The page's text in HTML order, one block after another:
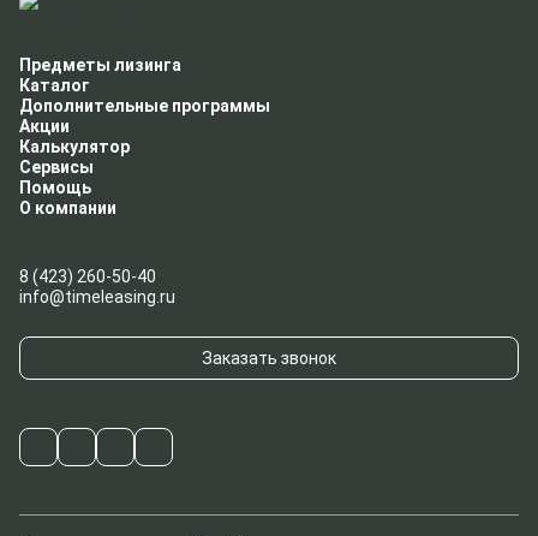
Предметы лизинга
Каталог
Дополнительные программы
Акции
Калькулятор
Сервисы
Помощь
О компании
8 (423) 260-50-40
info@timeleasing.ru
Заказать звонок